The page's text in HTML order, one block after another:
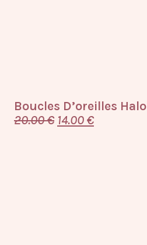
Boucles D’oreilles Halo
20.00€ 14.00€